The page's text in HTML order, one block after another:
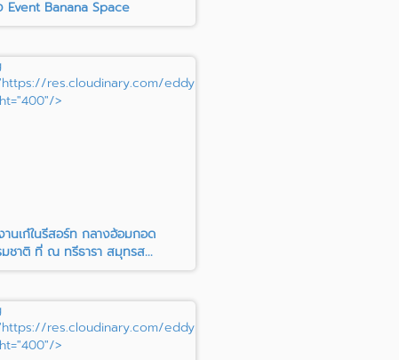
Event Banana Space
c_fill,h_400/rla4ewmquzotmgxvcagf"
res.cloudinary.com/eddypisit/image/upload/c_fill,h_400/
>
านเก๋ในรีสอร์ท กลางอ้อมกอด
มชาติ ที่ ณ ทรีธารา สมุทรส...
c_fill,h_400/p79lg5xofilzjhuc7rmx"
res.cloudinary.com/eddypisit/image/upload/c_fill,h_400/
>